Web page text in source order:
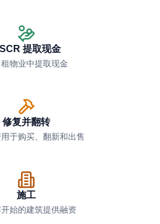
提取现金
租物业中提取现金
修复并翻转
于购买、翻新和出售
施工
始的建筑提供融资